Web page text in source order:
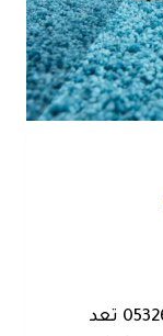
شركة تنظيف سجاد بالدمام 0532669584 تعد